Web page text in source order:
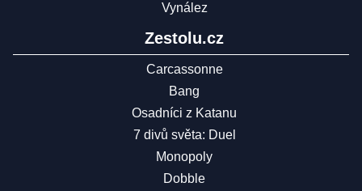
Vynález
Zestolu.cz
Carcassonne
Bang
Osadníci z Katanu
7 divů světa: Duel
Monopoly
Dobble